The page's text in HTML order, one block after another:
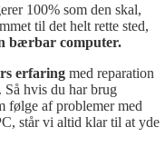
100% som den skal,
til det helt rette sted,
bærbar computer.
erfaring med reparation
Så hvis du har brug
følge af problemer med
står vi altid klar til at yde